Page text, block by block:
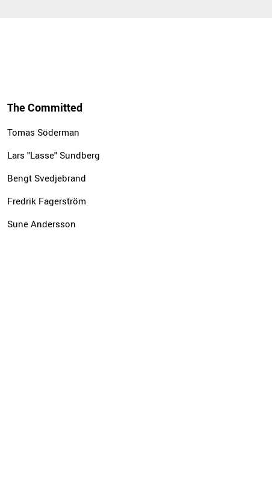
The Committed
Tomas Söderman
Lars "Lasse" Sundberg
Bengt Svedjebrand
Fredrik Fagerström
Sune Andersson